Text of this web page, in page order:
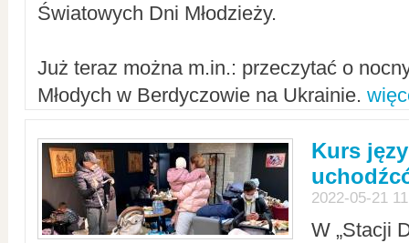
Światowych Dni Młodzieży.
Już teraz można m.in.: przeczytać o
Młodych w Berdyczowie na Ukrainie.
Kurs
2022-05-21
W „Stacji